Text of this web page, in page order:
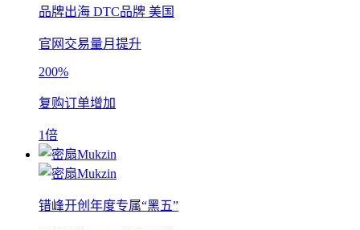
品牌出海 DTC品牌 美国
官网交易量月提升
200%
复购订单增加
1倍
错峰开创年度专属“黑五”